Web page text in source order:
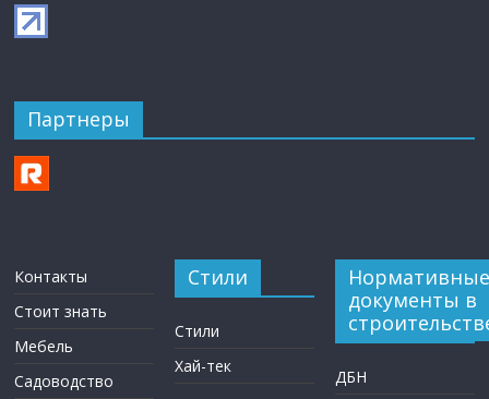
Партнеры
Контакты
Стоит знать
Мебель
Садоводство
Стили
Стили
Хай-тек
Нормативные
документы в
ДБН